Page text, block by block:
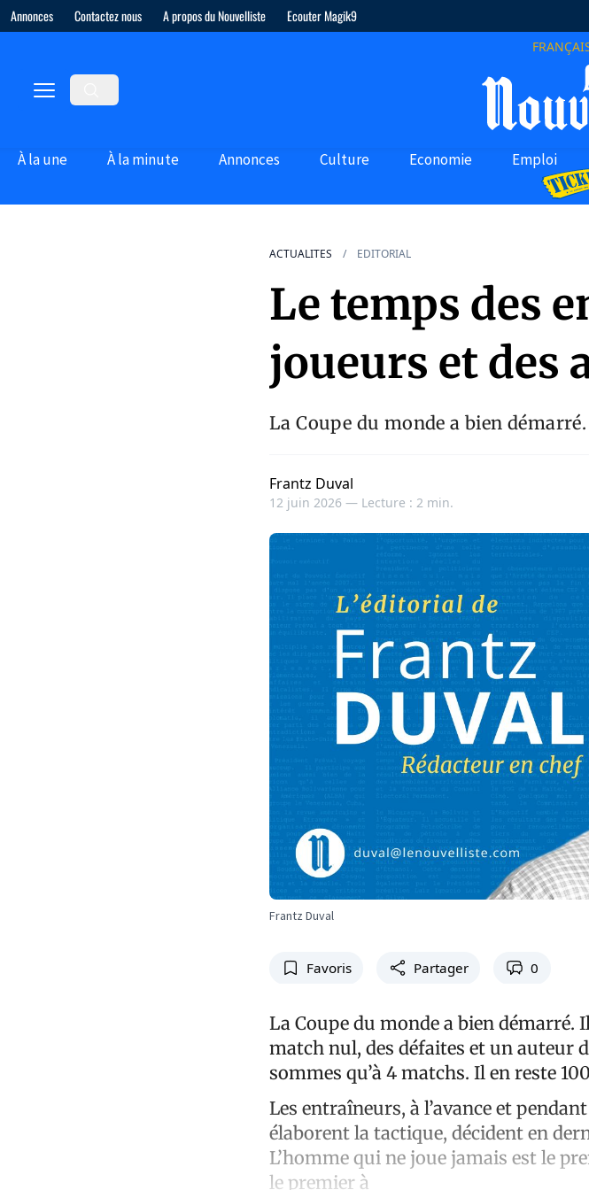
Annonces Contactez nous A propos du Nouvelliste Ecouter Magik9
À la une À la minute Annonces Culture Economie Emploi
ACTUALITES EDITORIAL
Le temps des
joueurs et des
La Coupe du monde a bien démarré.
Frantz Duval
12 juin 2026 — Lecture : 2 min.
Frantz Duval
Favoris Partager 0
La Coupe du monde a bien démarré.
match nul, des défaites et un auteur
sommes qu’à 4 matchs. Il en reste
Les entraîneurs, à l’avance et
élaborent la tactique, décident en
L’homme qui ne joue jamais est le
le premier à